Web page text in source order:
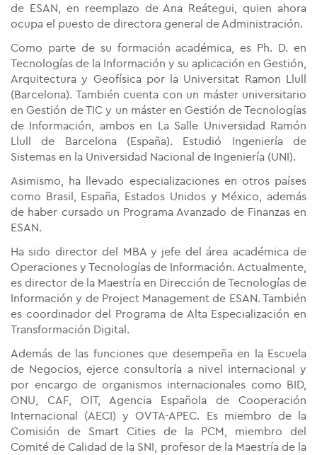
de ESAN, en reemplazo de Ana Reátegui, quien ahora
ocupa el puesto de directora general de Administración.
Como parte de su formación académica, es Ph. D. en
Tecnologías de la Información y su aplicación en Gestión,
Arquitectura y Geofísica por la Universitat Ramon Llull
(Barcelona). También cuenta con un máster universitario
en Gestión de TIC y un máster en Gestión de Tecnologías
de Información, ambos en La Salle Universidad Ramón
Llull de Barcelona (España). Estudió Ingeniería de
Sistemas en la Universidad Nacional de Ingeniería (UNI).
Asimismo, ha llevado especializaciones en otros países
como Brasil, España, Estados Unidos y México, además
de haber cursado un Programa Avanzado de Finanzas en
ESAN.
Ha sido director del MBA y jefe del área académica de
Operaciones y Tecnologías de Información. Actualmente,
es director de la Maestría en Dirección de Tecnologías de
Información y de Project Management de ESAN. También
es coordinador del Programa de Alta Especialización en
Transformación Digital.
Además de las funciones que desempeña en la Escuela
de Negocios, ejerce consultoría a nivel internacional y
por encargo de organismos internacionales como BID,
ONU, CAF, OIT, Agencia Española de Cooperación
Internacional (AECI) y OVTA-APEC. Es miembro de la
Comisión de Smart Cities de la PCM, miembro del
Comité de Calidad de la SNI, profesor de la Maestría de la